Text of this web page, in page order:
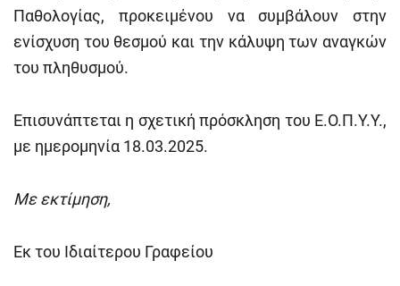
Παθολογίας, προκειμένου να συμβάλουν στην
ενίσχυση του θεσμού και την κάλυψη των αναγκών
του πληθυσμού.
Επισυνάπτεται η σχετική πρόσκληση του Ε.Ο.Π.Υ.Υ.,
με ημερομηνία 18.03.2025.
Με εκτίμηση,
Εκ του Ιδιαίτερου Γραφείου